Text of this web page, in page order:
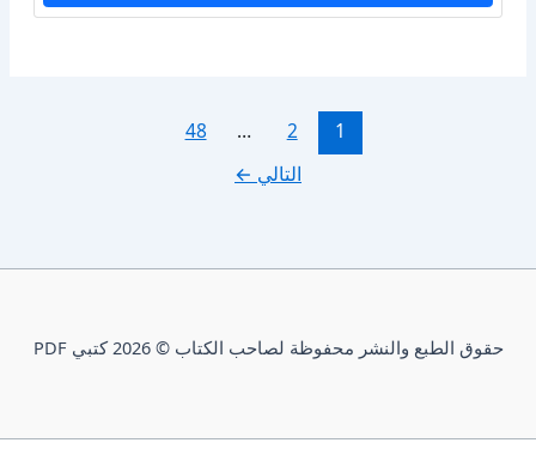
1
2
…
48
التالي ←
حقوق الطبع والنشر محفوظة لصاحب الكتاب © 2026 كتبي PDF